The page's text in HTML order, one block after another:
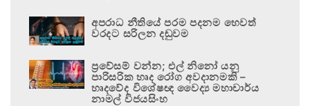
අපරාධ නීතියේ පරම පදනම හෙවත්
වරදට සරිලන දඬුවම
ප්‍රවේසම් වන්න; එල් නිනෝ යනු
පාරිසරික හෘද රෝග අවදානමකි –
හෘදවේද විශේෂඥ වෛද්‍ය මහාචාර්ය
නාමල් විජයසිංහ